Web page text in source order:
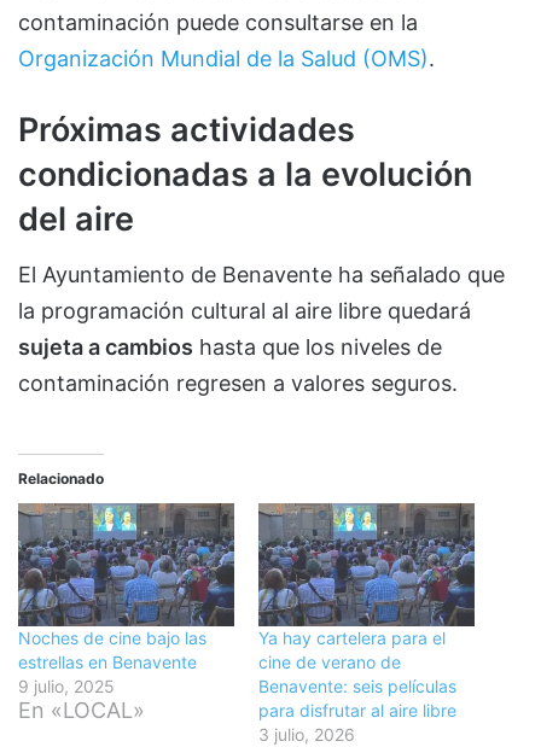
contaminación puede consultarse en la
Organización Mundial de la Salud (OMS).
Próximas actividades
condicionadas a la evolución
del aire
El Ayuntamiento de Benavente ha señalado que
la programación cultural al aire libre quedará
sujeta a cambios hasta que los niveles de
contaminación regresen a valores seguros.
Relacionado
Noches de cine bajo las
estrellas en Benavente
9 julio, 2025
En «LOCAL»
Ya hay cartelera para el
cine de verano de
Benavente: seis películas
para disfrutar al aire libre
3 julio, 2026